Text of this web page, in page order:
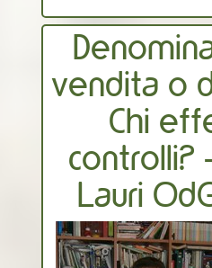
vendita o
Chi
controlli?
Lauri